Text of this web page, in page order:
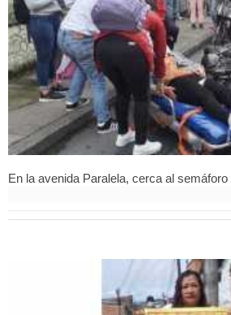
En la avenida Paralela, cerca al semáforo